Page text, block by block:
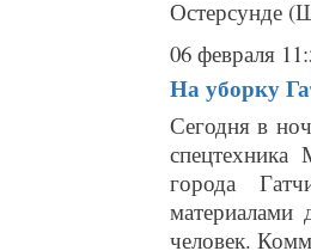
Остерсунде
06 февраля
На уборку
Сегодня в
спецтехника
города
человек.